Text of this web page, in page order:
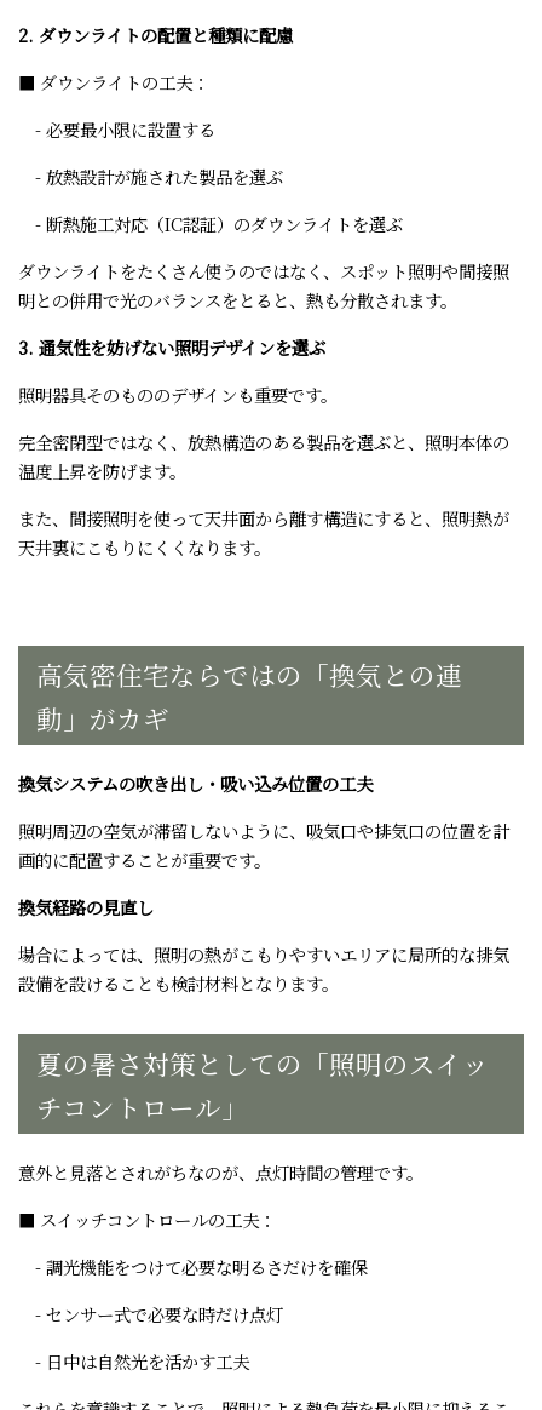
2. ダウンライトの配置と種類に配慮
■ ダウンライトの工夫：
- 必要最小限に設置する
- 放熱設計が施された製品を選ぶ
- 断熱施工対応（IC認証）のダウンライトを選ぶ
ダウンライトをたくさん使うのではなく、スポット照明や間接照
明との併用で光のバランスをとると、熱も分散されます。
3. 通気性を妨げない照明デザインを選ぶ
照明器具そのもののデザインも重要です。
完全密閉型ではなく、放熱構造のある製品を選ぶと、照明本体の
温度上昇を防げます。
また、間接照明を使って天井面から離す構造にすると、照明熱が
天井裏にこもりにくくなります。
高気密住宅ならではの「換気との連
動」がカギ
換気システムの吹き出し・吸い込み位置の工夫
照明周辺の空気が滞留しないように、吸気口や排気口の位置を計
画的に配置することが重要です。
換気経路の見直し
場合によっては、照明の熱がこもりやすいエリアに局所的な排気
設備を設けることも検討材料となります。
夏の暑さ対策としての「照明のスイッ
チコントロール」
意外と見落とされがちなのが、点灯時間の管理です。
■ スイッチコントロールの工夫：
- 調光機能をつけて必要な明るさだけを確保
- センサー式で必要な時だけ点灯
- 日中は自然光を活かす工夫